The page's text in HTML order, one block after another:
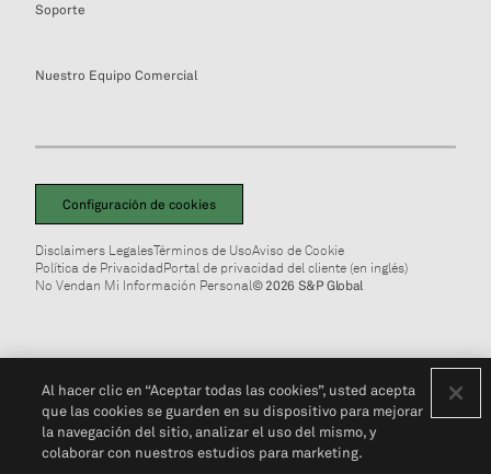
Soporte
Nuestro Equipo Comercial
Configuración de cookies
Disclaimers LegalesTérminos de UsoAviso de Cookie
Política de PrivacidadPortal de privacidad del cliente (en inglés)
No Vendan Mi Información Personal© 2026 S&P Global
Al hacer clic en “Aceptar todas las cookies”, usted acepta
que las cookies se guarden en su dispositivo para mejorar
la navegación del sitio, analizar el uso del mismo, y
colaborar con nuestros estudios para marketing.